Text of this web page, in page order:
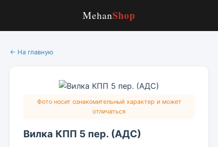
MehanShop
← На главную
Фото носит ознакомительный характер и может
отличаться
Вилка КПП 5 пер. (АДС)